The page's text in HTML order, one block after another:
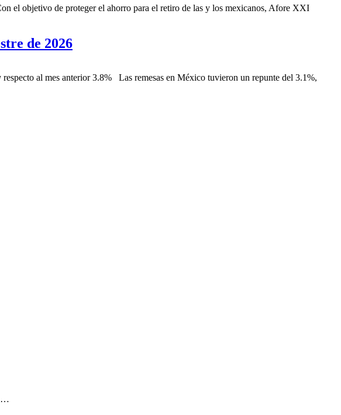
el objetivo de proteger el ahorro para el retiro de las y los mexicanos, Afore XXI
de 2026
al mes anterior 3.8% Las remesas en México tuvieron un repunte del 3.1%,